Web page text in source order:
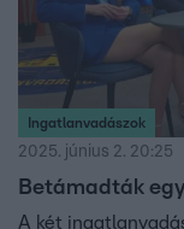
Ingatlanvadászok
2025. június 2. 20:25
Betámadták
A két